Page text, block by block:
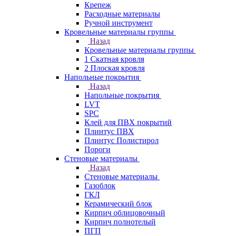
Крепеж
Расходные материалы
Ручной инструмент
Кровельные материалы группы
Назад
Кровельные материалы группы
1 Скатная кровля
2 Плоская кровля
Напольные покрытия
Назад
Напольные покрытия
LVT
SPC
Клей для ПВХ покрытий
Плинтус ПВХ
Плинтус Полистирол
Пороги
Стеновые материалы
Назад
Стеновые материалы
Газоблок
ГКЛ
Керамический блок
Кирпич облицовочный
Кирпич полнотелый
ПГП